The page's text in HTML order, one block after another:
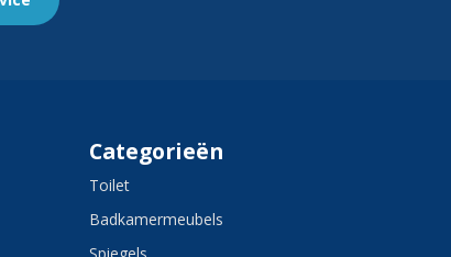
Categorieën
Toilet
Badkamermeubels